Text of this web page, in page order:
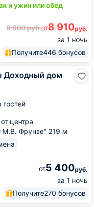
и ужин или обед
9 900руб.от8 910руб.
за 1 ночь
Получите446 бонусов
Доходный дом
гостей
центра
Фрунзе" 219 м
от5 400руб.
за 1 ночь
Получите270 бонусов